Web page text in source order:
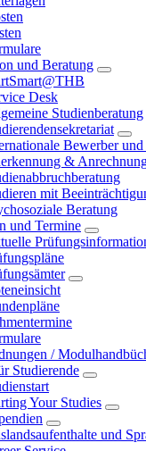
und Beratung
Desk
Studienberatung
Bewerber und
&
mit
Beratung
und Termine
/
Studierende
Your Studies
und